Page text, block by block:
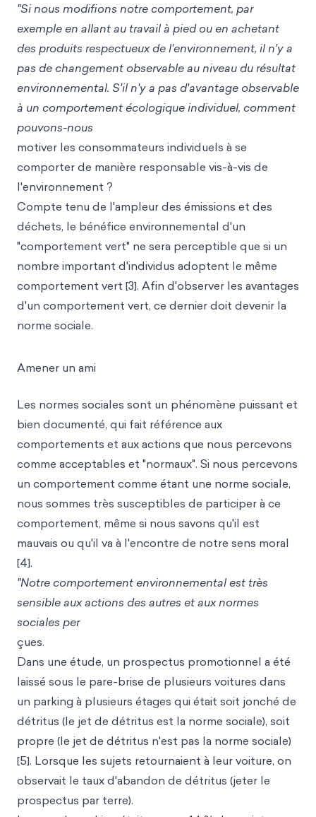
"Si nous modifions notre comportement, par
exemple en allant au travail à pied ou en achetant
des produits respectueux de l'environnement, il n'y a
pas de changement observable au niveau du résultat
environnemental. S'il n'y a pas d'avantage observable
à un comportement écologique individuel, comment
pouvons-nous
motiver les consommateurs individuels à se
comporter de manière responsable vis-à-vis de
l'environnement ?
Compte tenu de l'ampleur des émissions et des
déchets, le bénéfice environnemental d'un
"comportement vert" ne sera perceptible que si un
nombre important d'individus adoptent le même
comportement vert [3]. Afin d'observer les avantages
d'un comportement vert, ce dernier doit devenir la
norme sociale.
Amener un ami
Les normes sociales sont un phénomène puissant et
bien documenté, qui fait référence aux
comportements et aux actions que nous percevons
comme acceptables et "normaux". Si nous percevons
un comportement comme étant une norme sociale,
nous sommes très susceptibles de participer à ce
comportement, même si nous savons qu'il est
mauvais ou qu'il va à l'encontre de notre sens moral
[4].
"Notre comportement environnemental est très
sensible aux actions des autres et aux normes
sociales per
çues.
Dans une étude, un prospectus promotionnel a été
laissé sous le pare-brise de plusieurs voitures dans
un parking à plusieurs étages qui était soit jonché de
détritus (le jet de détritus est la norme sociale), soit
propre (le jet de détritus n'est pas la norme sociale)
[5]. Lorsque les sujets retournaient à leur voiture, on
observait le taux d'abandon de détritus (jeter le
prospectus par terre).